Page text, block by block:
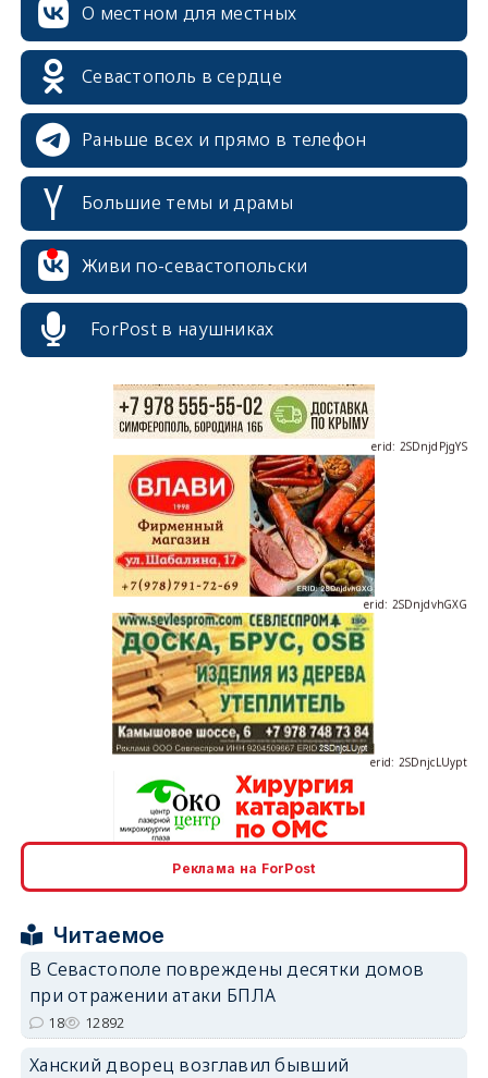
О местном для местных
Севастополь в сердце
Раньше всех и прямо в телефон
Большие темы и драмы
Живи по-севастопольски
ForPost в наушниках
erid: 2SDnjcrDNw6
erid: 2SDnjdPjgYS
erid: 2SDnjdvhGXG
Реклама на ForPost
Читаемое
В Севастополе повреждены десятки домов
при отражении атаки БПЛА
18 12892
Ханский дворец возглавил бывший